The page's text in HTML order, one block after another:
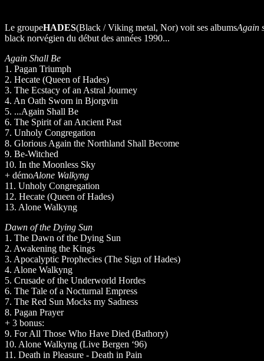
Le groupeHADES(Black / Viking metal, Nor) voit ses albumsAgain
black norvégien du début des années 1990...
Again Shall Be
1. Pagan Triumph
2. Hecate (Queen of Hades)
3. The Ecstacy of an Astral Journey
4. An Oath Sworn in Bjorgvin
5. ...Again Shall Be
6. The Spirit of an Ancient Past
7. Unholy Congregation
8. Glorious Again the Northland Shall Become
9. Be-Witched
10. In the Moonless Sky
+ démoAlone Walkyng
11. Unholy Congregation
12. Hecate (Queen of Hades)
13. Alone Walkyng
Dawn of the Dying Sun
1. The Dawn of the Dying Sun
2. Awakening the Kings
3. Apocalyptic Prophecies (The Sign of Hades)
4. Alone Walkyng
5. Crusade of the Underworld Hordes
6. The Tale of a Nocturnal Empress
7. The Red Sun Mocks my Sadness
8. Pagan Prayer
+ 3 bonus:
9. For All Those Who Have Died (Bathory)
10. Alone Walkyng (Live Bergen ‘96)
11. Death in Pleasure - Death in Pain